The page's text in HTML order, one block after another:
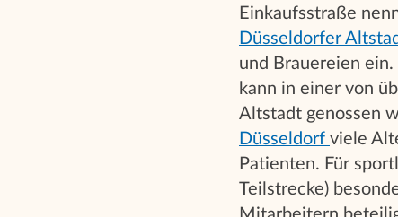
Einkaufsstraße
Düsseldorfer
und Brauereien
kann in einer von
Altstadt genossen
Düsseldorf viele
Patienten. Für
Teilstrecke)